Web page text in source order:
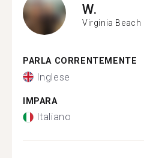
W.
Virginia Beach
PARLA CORRENTEMENTE
Inglese
IMPARA
Italiano